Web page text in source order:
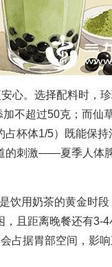
心。选择配料时，
不超过50克；而仙
杯体1/5）既能保
的刺激——夏季人体
用奶茶的黄金时段
且距离晚餐还有3-
占据胃部空间，影